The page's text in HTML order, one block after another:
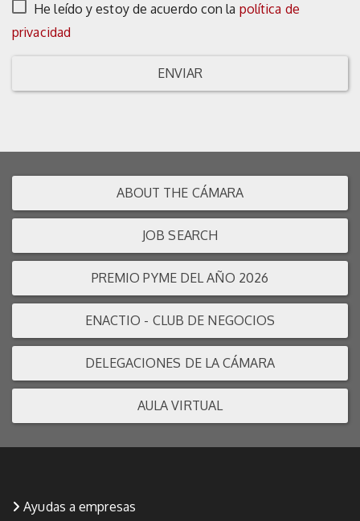
He leído y estoy de acuerdo con la política de
privacidad
ENVIAR
ABOUT THE CÁMARA
JOB SEARCH
PREMIO PYME DEL AÑO 2026
ENACTIO - CLUB DE NEGOCIOS
DELEGACIONES DE LA CÁMARA
AULA VIRTUAL
Ayudas a empresas